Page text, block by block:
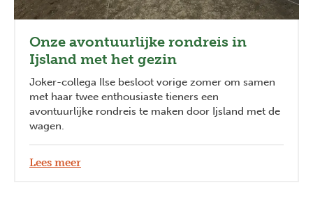
Onze avontuurlijke rondreis in
Ijsland met het gezin
Joker-collega Ilse besloot vorige zomer om samen
met haar twee enthousiaste tieners een
avontuurlijke rondreis te maken door Ijsland met de
wagen.
Lees meer